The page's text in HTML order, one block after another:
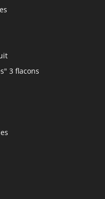
3 flacons